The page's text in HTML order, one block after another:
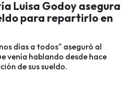
Luisa Godoy asegura
para repartirlo en
días a todos" aseguró al
venía hablando desde hace
de sus sueldo.